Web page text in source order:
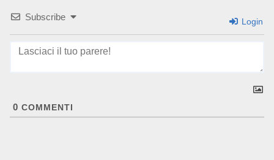
Subscribe Login
0 COMMENTI